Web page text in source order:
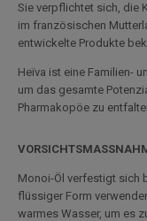
Sie verpflichtet sich, die
im französischen
entwickelte Produkte
Heïva ist eine Familien-
um das gesamte
Pharmakopöe zu
Monoi-Öl verfestigt sich
flüssiger Form
warmes Wasser, um es